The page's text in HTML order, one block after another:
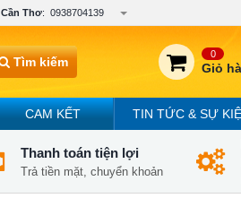
Cần Thơ: 0938704139
Tìm kiếm
0
Giỏ
CAM KẾT TIN TỨC & SỰ
Thanh toán tiện lợi
Trả tiền mặt, chuyển khoản